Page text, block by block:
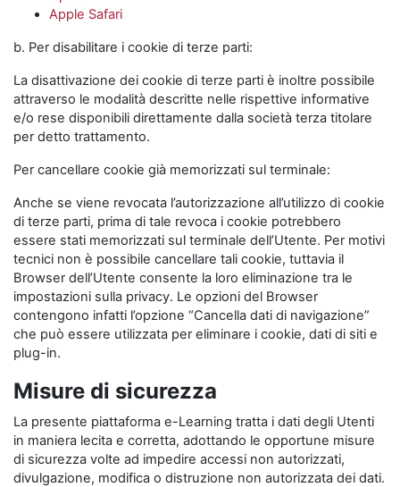
Apple Safari
b. Per disabilitare i cookie di terze parti:
La disattivazione dei cookie di terze parti è inoltre possibile
attraverso le modalità descritte nelle rispettive informative
e/o rese disponibili direttamente dalla società terza titolare
per detto trattamento.
Per cancellare cookie già memorizzati sul terminale:
Anche se viene revocata l’autorizzazione all’utilizzo di cookie
di terze parti, prima di tale revoca i cookie potrebbero
essere stati memorizzati sul terminale dell’Utente. Per motivi
tecnici non è possibile cancellare tali cookie, tuttavia il
Browser dell’Utente consente la loro eliminazione tra le
impostazioni sulla privacy. Le opzioni del Browser
contengono infatti l’opzione “Cancella dati di navigazione”
che può essere utilizzata per eliminare i cookie, dati di siti e
plug-in.
Misure di sicurezza
La presente piattaforma e-Learning tratta i dati degli Utenti
in maniera lecita e corretta, adottando le opportune misure
di sicurezza volte ad impedire accessi non autorizzati,
divulgazione, modifica o distruzione non autorizzata dei dati.